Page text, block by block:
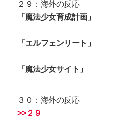
２９：海外の反応
「魔法少女育成計画」
「エルフェンリート」
「魔法少女サイト」
３０：海外の反応
>>２９